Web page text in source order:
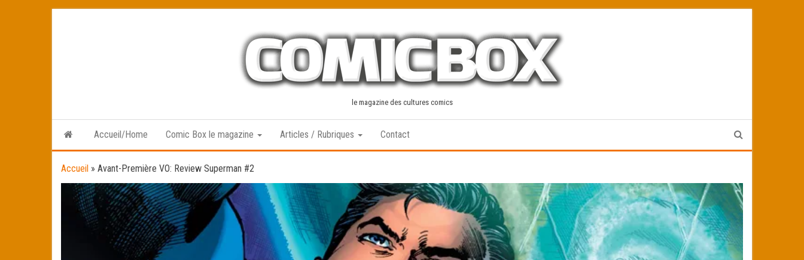
le magazine des cultures comics
Accueil/Home Comic Box le magazine Articles / Rubriques Contact
Accueil » Avant-Première VO: Review Superman #2